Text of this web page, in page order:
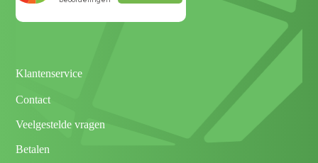
Klantenservice
Contact
Veelgestelde vragen
Betalen